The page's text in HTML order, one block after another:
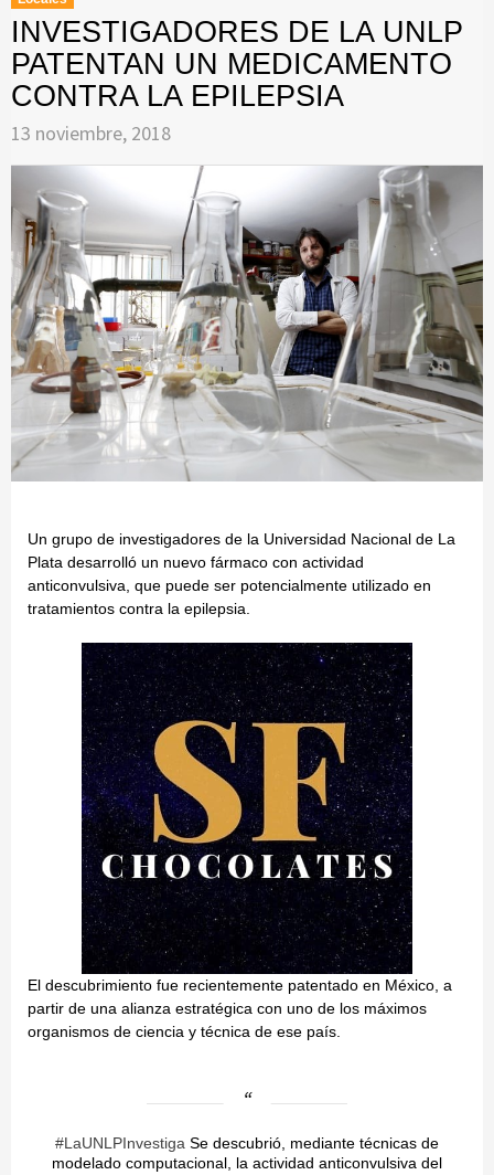
INVESTIGADORES DE LA UNLP
PATENTAN UN MEDICAMENTO
CONTRA LA EPILEPSIA
13 noviembre, 2018
Un grupo de investigadores de la Universidad Nacional de La
Plata desarrolló un nuevo fármaco con actividad
anticonvulsiva, que puede ser potencialmente utilizado en
tratamientos contra la epilepsia.
El descubrimiento fue recientemente patentado en México, a
partir de una alianza estratégica con uno de los máximos
organismos de ciencia y técnica de ese país.
#LaUNLPInvestiga Se descubrió, mediante técnicas de
modelado computacional, la actividad anticonvulsiva del